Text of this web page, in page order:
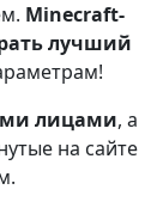
Minecraft-
лучший
лицами, а
на сайте